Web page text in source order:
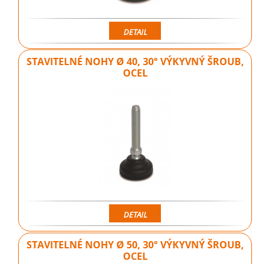
DETAIL
STAVITELNÉ NOHY Ø 40, 30° VÝKYVNÝ ŠROUB,
OCEL
DETAIL
STAVITELNÉ NOHY Ø 50, 30° VÝKYVNÝ ŠROUB,
OCEL